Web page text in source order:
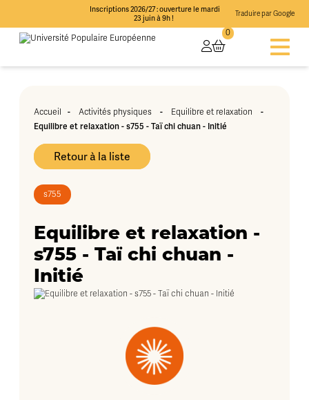
Inscriptions 2026/27 : ouverture le mardi
23 juin à 9h !
Traduire par Google
0
Accueil - Activités physiques - Equilibre et relaxation
-
Equilibre et relaxation - s755 - Taï chi chuan - Initié
Retour à la liste
s755
Equilibre et relaxation -
s755 - Taï chi chuan -
Initié